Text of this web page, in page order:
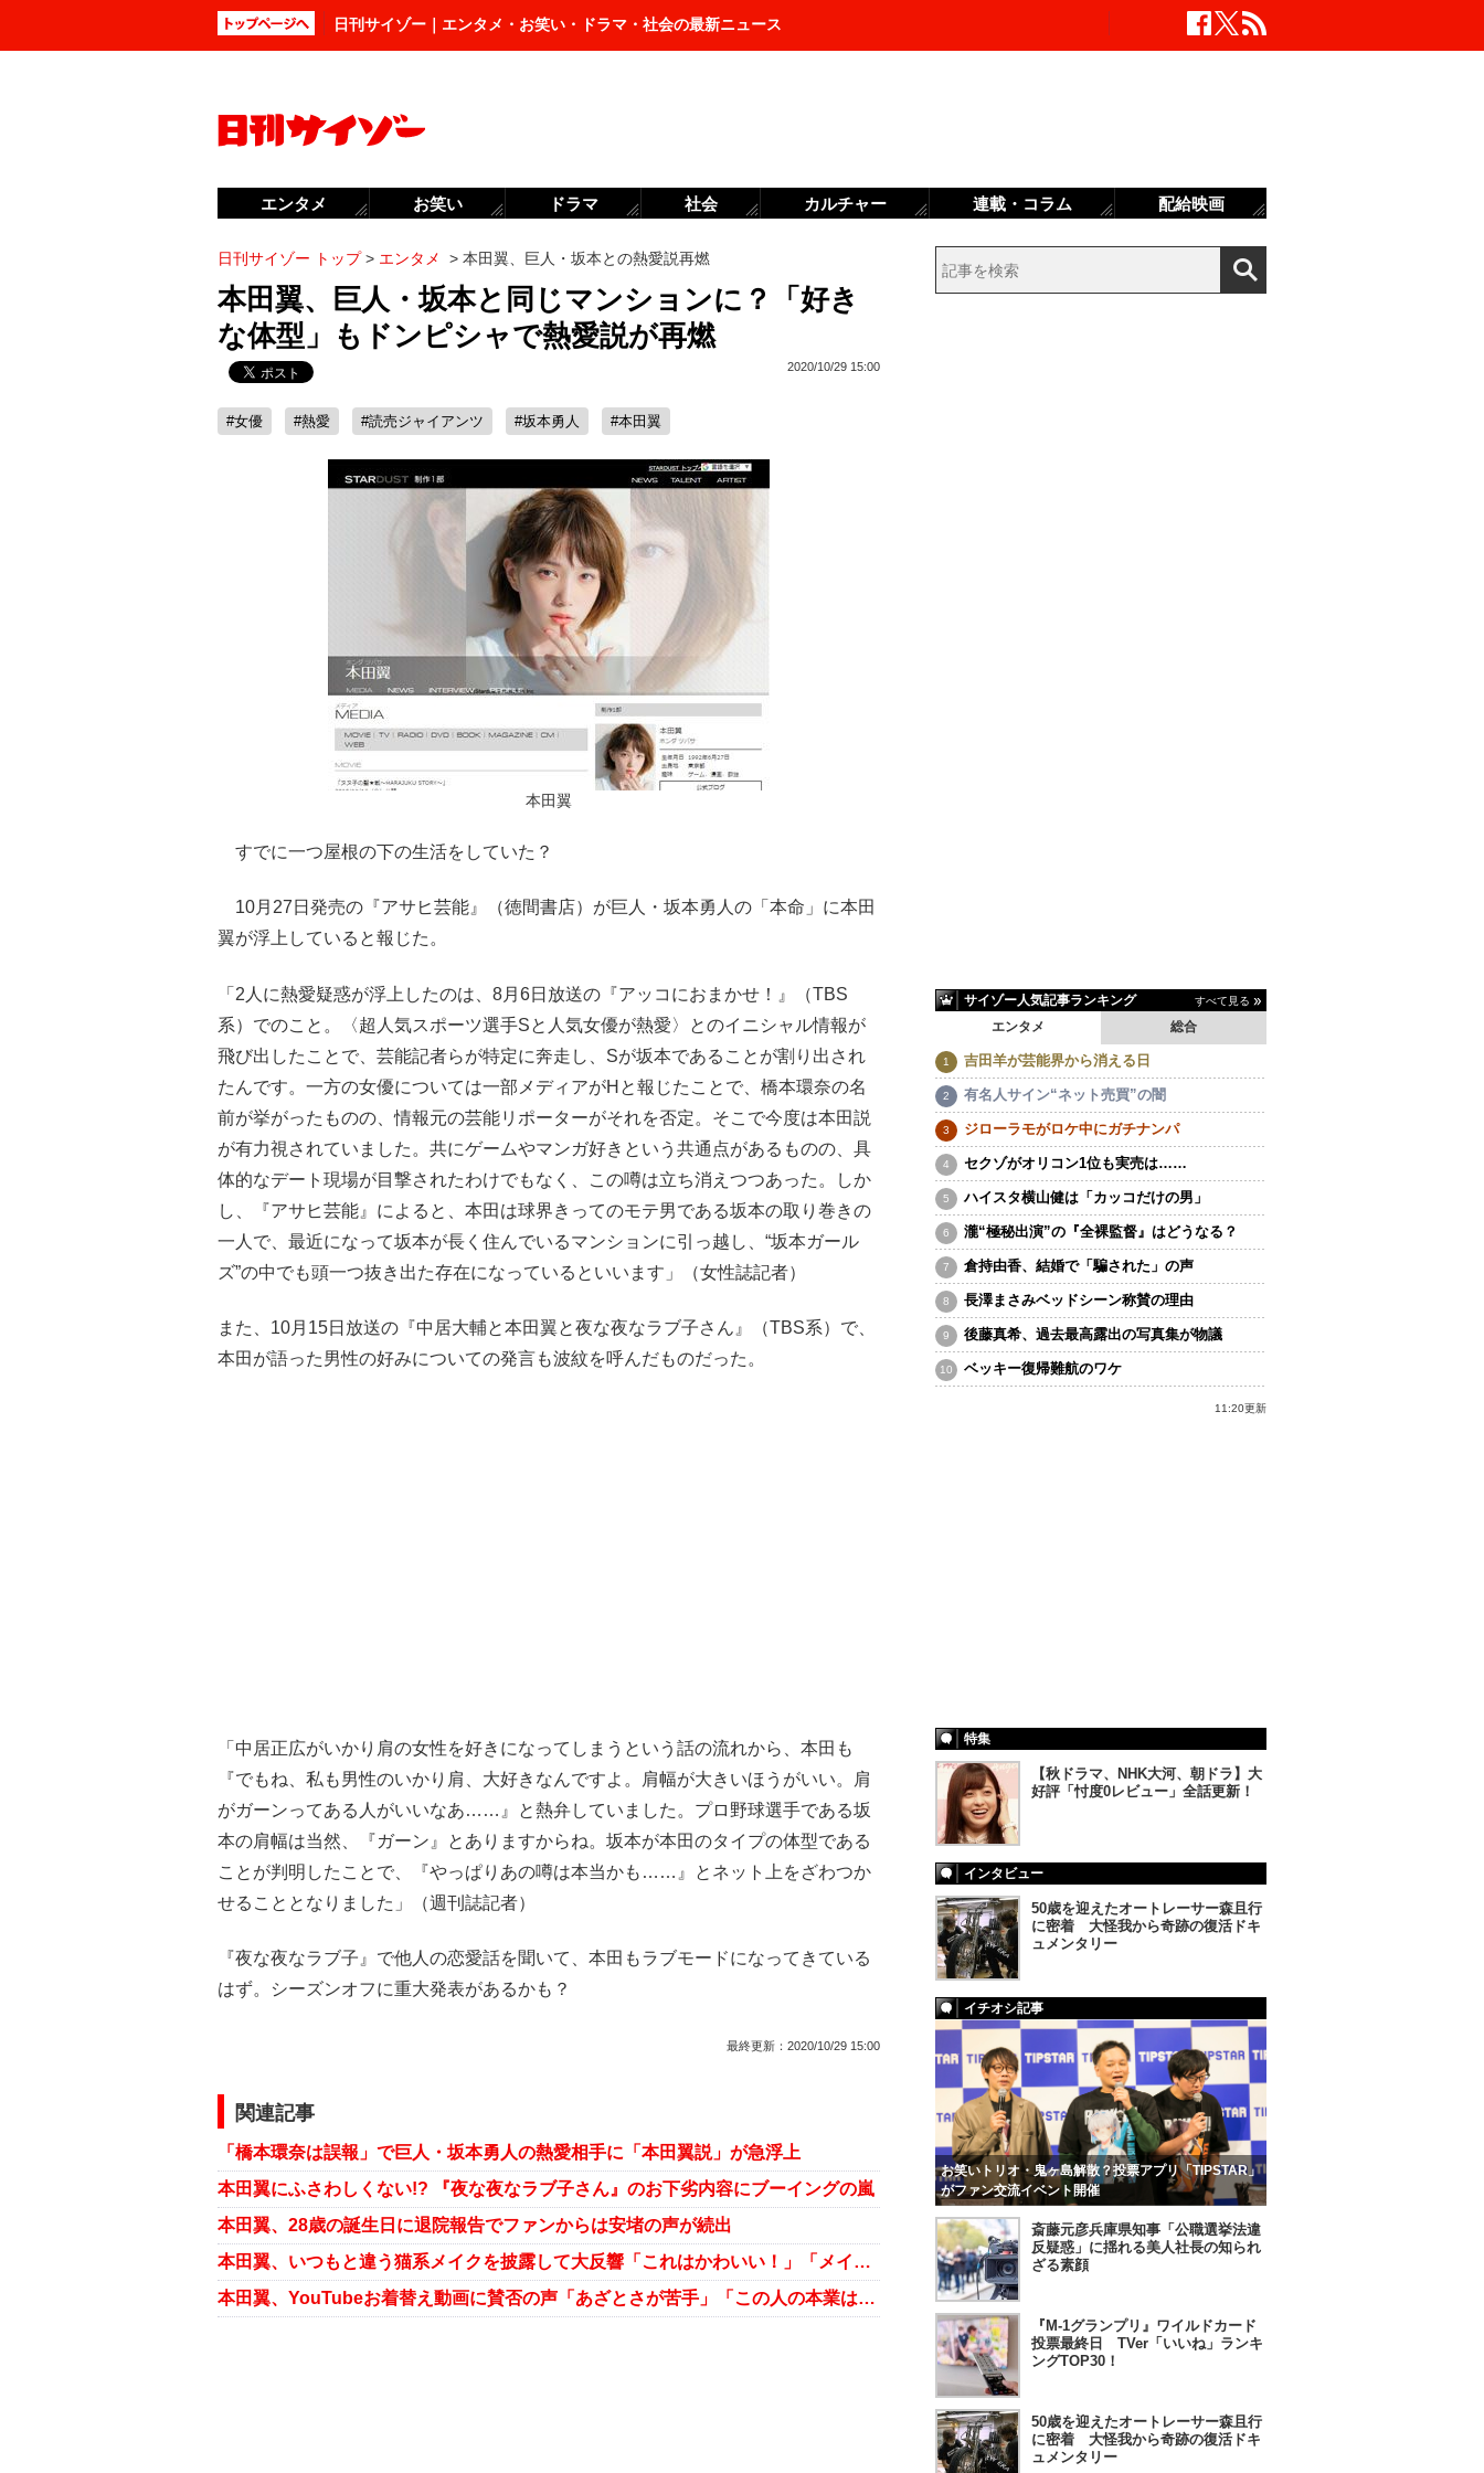
日刊サイゾー｜エンタメ・お笑い・ドラマ・社会の最新ニュース
日刊サイゾー トップ> エンタメ > 本田翼、巨人・坂本との熱愛説再燃
本田翼、巨人・坂本と同じマンションに？「好き
な体型」もドンピシャで熱愛説が再燃
2020/10/29 15:00
#女優 #熱愛 #読売ジャイアンツ #坂本勇人 #本田翼
本田翼
すでに一つ屋根の下の生活をしていた？
10月27日発売の『アサヒ芸能』（徳間書店）が巨人・坂本勇人の「本命」に本田
翼が浮上していると報じた。
「2人に熱愛疑惑が浮上したのは、8月6日放送の『アッコにおまかせ！』（TBS
系）でのこと。〈超人気スポーツ選手Sと人気女優が熱愛〉とのイニシャル情報が
飛び出したことで、芸能記者らが特定に奔走し、Sが坂本であることが割り出され
たんです。一方の女優については一部メディアがHと報じたことで、橋本環奈の名
前が挙がったものの、情報元の芸能リポーターがそれを否定。そこで今度は本田説
が有力視されていました。共にゲームやマンガ好きという共通点があるものの、具
体的なデート現場が目撃されたわけでもなく、この噂は立ち消えつつあった。しか
し、『アサヒ芸能』によると、本田は球界きってのモテ男である坂本の取り巻きの
一人で、最近になって坂本が長く住んでいるマンションに引っ越し、“坂本ガール
ズ”の中でも頭一つ抜き出た存在になっているといいます」（女性誌記者）
また、10月15日放送の『中居大輔と本田翼と夜な夜なラブ子さん』（TBS系）で、
本田が語った男性の好みについての発言も波紋を呼んだものだった。
「中居正広がいかり肩の女性を好きになってしまうという話の流れから、本田も
『でもね、私も男性のいかり肩、大好きなんですよ。肩幅が大きいほうがいい。肩
がガーンってある人がいいなあ……』と熱弁していました。プロ野球選手である坂
本の肩幅は当然、『ガーン』とありますからね。坂本が本田のタイプの体型である
ことが判明したことで、『やっぱりあの噂は本当かも……』とネット上をざわつか
せることとなりました」（週刊誌記者）
『夜な夜なラブ子』で他人の恋愛話を聞いて、本田もラブモードになってきている
はず。シーズンオフに重大発表があるかも？
最終更新： 2020/10/29 15:00
関連記事
「橋本環奈は誤報」で巨人・坂本勇人の熱愛相手に「本田翼説」が急浮上
本田翼にふさわしくない!? 『夜な夜なラブ子さん』のお下劣内容にブーイングの嵐
本田翼、28歳の誕生日に退院報告でファンからは安堵の声が続出
本田翼、いつもと違う猫系メイクを披露して大反響「これはかわいい！」「メイク方法教えて」
本田翼、YouTubeお着替え動画に賛否の声「あざとさが苦手」「この人の本業はなに？」
サイゾー人気記事ランキング すべて見る
エンタメ 総合
吉田羊が芸能界から消える日
有名人サイン“ネット売買”の闇
ジローラモがロケ中にガチナンパ
セクゾがオリコン1位も実売は……
ハイスタ横山健は「カッコだけの男」
瀧“極秘出演”の『全裸監督』はどうなる？
倉持由香、結婚で「騙された」の声
長澤まさみベッドシーン称賛の理由
後藤真希、過去最高露出の写真集が物議
ベッキー復帰難航のワケ
11:20更新
特集
【秋ドラマ、NHK大河、朝ドラ】大
好評「忖度0レビュー」全話更新！
インタビュー
50歳を迎えたオートレーサー森且行
に密着 大怪我から奇跡の復活ドキ
ュメンタリー
イチオシ記事
お笑いトリオ・鬼ヶ島解散？投票アプリ「TIPSTAR」
がファン交流イベント開催
斎藤元彦兵庫県知事「公職選挙法違
反疑惑」に揺れる美人社長の知られ
ざる素顔
『M-1グランプリ』ワイルドカード
投票最終日 TVer「いいね」ランキ
ングTOP30！
50歳を迎えたオートレーサー森且行
に密着 大怪我から奇跡の復活ドキ
ュメンタリー
エンタメ お笑い ドラマ 社会 カルチャー 連載・コラム 配給映画